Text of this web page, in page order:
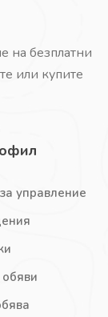
на безплатни
или купите
управление